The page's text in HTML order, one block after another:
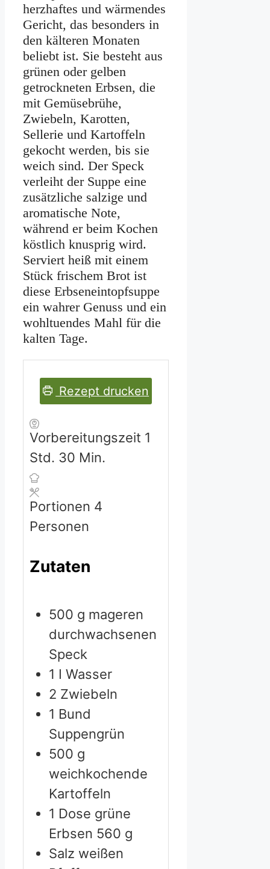
herzhaftes und wärmendes
Gericht, das besonders in
den kälteren Monaten
beliebt ist. Sie besteht aus
grünen oder gelben
getrockneten Erbsen, die
mit Gemüsebrühe,
Zwiebeln, Karotten,
Sellerie und Kartoffeln
gekocht werden, bis sie
weich sind. Der Speck
verleiht der Suppe eine
zusätzliche salzige und
aromatische Note,
während er beim Kochen
köstlich knusprig wird.
Serviert heiß mit einem
Stück frischem Brot ist
diese Erbseneintopfsuppe
ein wahrer Genuss und ein
wohltuendes Mahl für die
kalten Tage.
Rezept drucken
Vorbereitungszeit 1
Std. 30 Minuten
Min.
Portionen 4
Personen
Zutaten
500 g mageren
durchwachsenen
Speck
1 I Wasser
2 Zwiebeln
1 Bund
Suppengrün
500 g
weichkochende
Kartoffeln
1 Dose grüne
Erbsen 560 g
Salz weißen